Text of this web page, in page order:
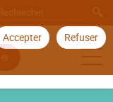
Accepter Refuser